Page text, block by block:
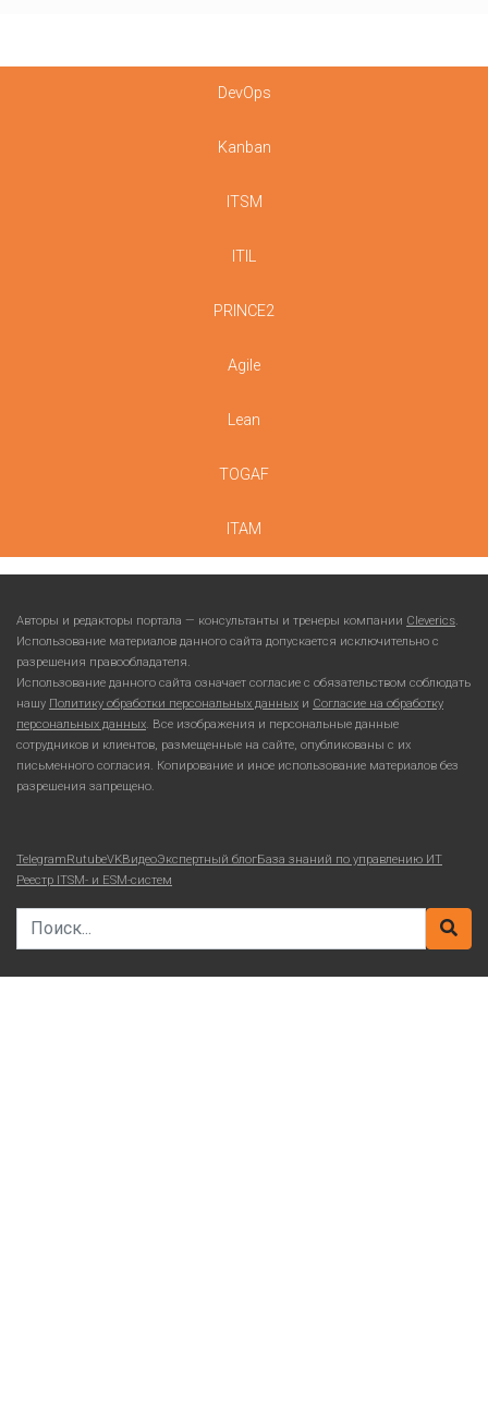
DevOps
Kanban
ITSM
ITIL
PRINCE2
Agile
Lean
TOGAF
ITAM
Авторы и редакторы портала — консультанты и тренеры компании Cleverics.
Использование материалов данного сайта допускается исключительно с
разрешения правообладателя.
Использование данного сайта означает согласие с обязательством соблюдать
нашу Политику обработки персональных данных и Согласие на обработку
персональных данных. Все изображения и персональные данные
сотрудников и клиентов, размещенные на сайте, опубликованы с их
письменного согласия. Копирование и иное использование материалов без
разрешения запрещено.
TelegramRutubeVKВидеоЭкспертный блогБаза знаний по управлению ИТ
Реестр ITSM- и ESM-систем
Search for